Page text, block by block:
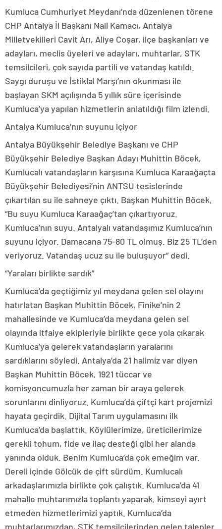
Kumluca Cumhuriyet Meydanı’nda düzenlenen törene
CHP Antalya İl Başkanı Nail Kamacı, Antalya
Milletvekilleri Cavit Arı, Aliye Coşar, ilçe başkanları ve
adayları, meclis üyeleri ve adayları, muhtarlar, STK
temsilcileri, çok sayıda partili ve vatandaş katıldı.
Saygı duruşu ve İstiklal Marşı’nın okunması ile
başlayan SKM açılışında 5 yıllık süre içerisinde
Kumluca’ya yapılan hizmetlerin anlatıldığı film izlendi.
Antalya Kumluca’nın suyunu içiyor
Antalya Büyükşehir Belediye Başkanı ve CHP
Büyükşehir Belediye Başkan Adayı Muhittin Böcek,
Kumlucalı vatandaşların karşısına Kumluca Karaağaçta
Büyükşehir Belediyesi’nin ANTSU tesislerinde
çıkartılan su ile sahneye çıktı. Başkan Muhittin Böcek,
“Bu suyu Kumluca Karaağaç’tan çıkartıyoruz.
Kumluca’nın suyu. Antalyalı vatandaşımız Kumluca’nın
suyunu içiyor. Damacana 75-80 TL olmuş. Biz 25 TL’den
veriyoruz. Vatandaş ucuz su ile buluşuyor” dedi.
“Yaraları birlikte sardık”
Kumluca’da geçtiğimiz yıl meydana gelen sel olayını
hatırlatan Başkan Muhittin Böcek, Finike’nin 2
mahallesinde ve Kumluca’da meydana gelen sel
olayında itfaiye ekipleriyle birlikte gece yola çıkarak
Kumluca’ya gelerek vatandaşların yaralarını
sardıklarını söyledi. Antalya’da 21 halimiz var diyen
Başkan Muhittin Böcek, 1921 tüccar ve
komisyoncumuzla her zaman bir araya gelerek
sorunlarını dinliyoruz. Kumluca’da çiftçi kart projemizi
hayata geçirdik. Dijital Tarım uygulamasını ilk
Kumluca’da başlattık. Köylülerimize, üreticilerimize
gerekli tohum, fide ve ilaç desteği gibi her alanda
yanında olduk. Benim Kumluca’da çok emeğim var.
Dereli içinde Gölcük de çift sürdüm. Kumlucalı
arkadaşlarımızla birlikte çok çalıştık. Kumluca’da 41
mahalle muhtarımızla toplantı yaparak, kimseyi ayırt
etmeden hizmetlerimizi yaptık. Kumluca’da
muhtarlarımızdan, STK temsilcilerinden gelen talepler